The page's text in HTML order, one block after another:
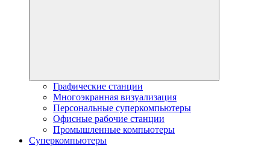
Графические станции
Многоэкранная визуализация
Персональные суперкомпьютеры
Офисные рабочие станции
Промышленные компьютеры
Суперкомпьютеры